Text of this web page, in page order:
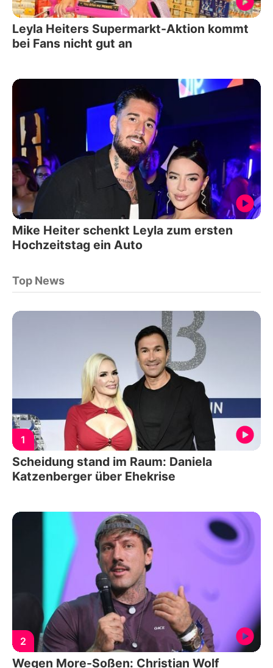
Leyla Heiters Supermarkt-Aktion kommt
bei Fans nicht gut an
Mike Heiter schenkt Leyla zum ersten
Hochzeitstag ein Auto
Top News
1
Scheidung stand im Raum: Daniela
Katzenberger über Ehekrise
2
Wegen More-Soßen: Christian Wolf